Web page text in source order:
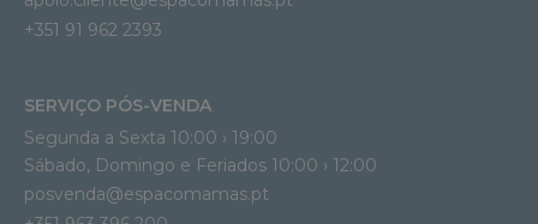
+351 91 962 2393
SERVIÇO PÓS-VENDA
Segunda a Sexta 10:00 › 19:00
Sábado, Domingo e Feriados 10:00 › 12:00
posvenda@espacomamas.pt